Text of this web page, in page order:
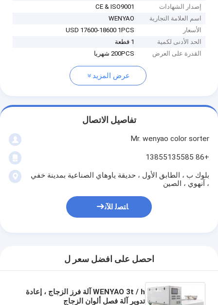
إصدار الشهادات
CE & ISO9001
اسم العلامة التجارية
WENYAO
الأسعار
USD 17600-18600 1PCS
الحد الأدنى لكمية
1 قطعة
القدرة على العرض
200PCS شهريا
عرض المزيد
تفاصيل الاتصال
Mr. wenyao color sorter
+86 13855135585
بلوك ب ، الطابق الأول ، حديقة ياوهاي الصناعية بمدينة خفي
، آنهوي ، الصين
ﺎﺘﺼﻟ ﺍﻶﻧ
احصل على افضل سعر ل
WENYAO 3t / h آلة فرز الزجاج ، إعادة
تدوير آلة فصل ألوان الزجاج